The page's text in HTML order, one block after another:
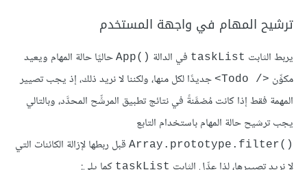
ترشيح المهام في واجهة المستخدم
يربط الثابت taskList في الدالة App()‎ حاليًا حالة المهام ويعيد
مكوِّن <Todo /‎>
جديدًا لكل منها، ولكننا لا نريد ذلك، إذ يجب تصيير
المهمة فقط إذا كانت مُضمَّنةً في نتائج تطبيق المرشِّح المحدَّد، وبالتالي
يجب ترشيح حالة المهام باستخدام التابع
Array.prototype.filter()‎ قبل ربطها لإزالة الكائنات التي
taskList